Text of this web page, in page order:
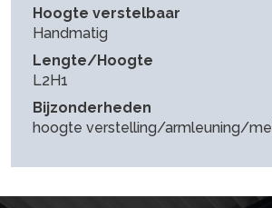
Hoogte verstelbaar
Handmatig
Lengte/Hoogte
L2H1
Bijzonderheden
hoogte verstelling/armleuning/